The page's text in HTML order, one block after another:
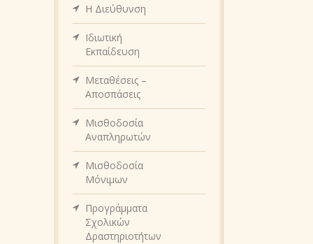
Η Διεύθυνση
Ιδιωτική
Εκπαίδευση
Μεταθέσεις –
Αποσπάσεις
Μισθοδοσία
Αναπληρωτών
Μισθοδοσία
Μόνιμων
Προγράμματα
Σχολικών
Δραστηριοτήτων